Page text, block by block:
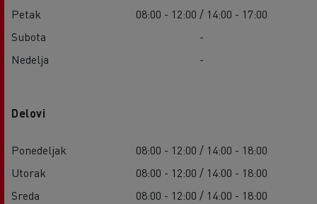
Petak
08:00 - 12:00 / 14:00 - 17:00
Subota
-
Nedelja
-
Delovi
Ponedeljak
08:00 - 12:00 / 14:00 - 18:00
Utorak
08:00 - 12:00 / 14:00 - 18:00
Sreda
08:00 - 12:00 / 14:00 - 18:00